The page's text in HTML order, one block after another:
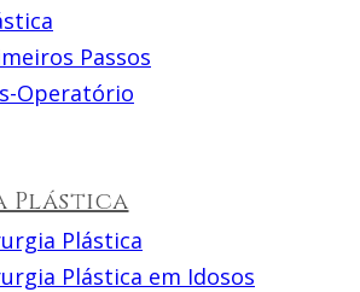
Passos
Operatório
Plástica
Plástica
Plástica em Idosos